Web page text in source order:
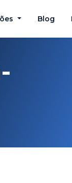
Blog